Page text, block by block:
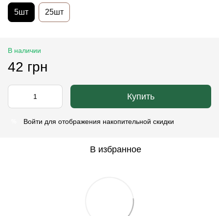
5шт 25шт
В наличии
42 грн
Купить
Войти для отображения накопительной скидки
В избранное